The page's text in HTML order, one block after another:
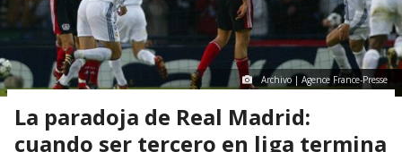
Archivo | Agence France-Presse
La paradoja de Real Madrid:
cuando ser tercero en liga termina